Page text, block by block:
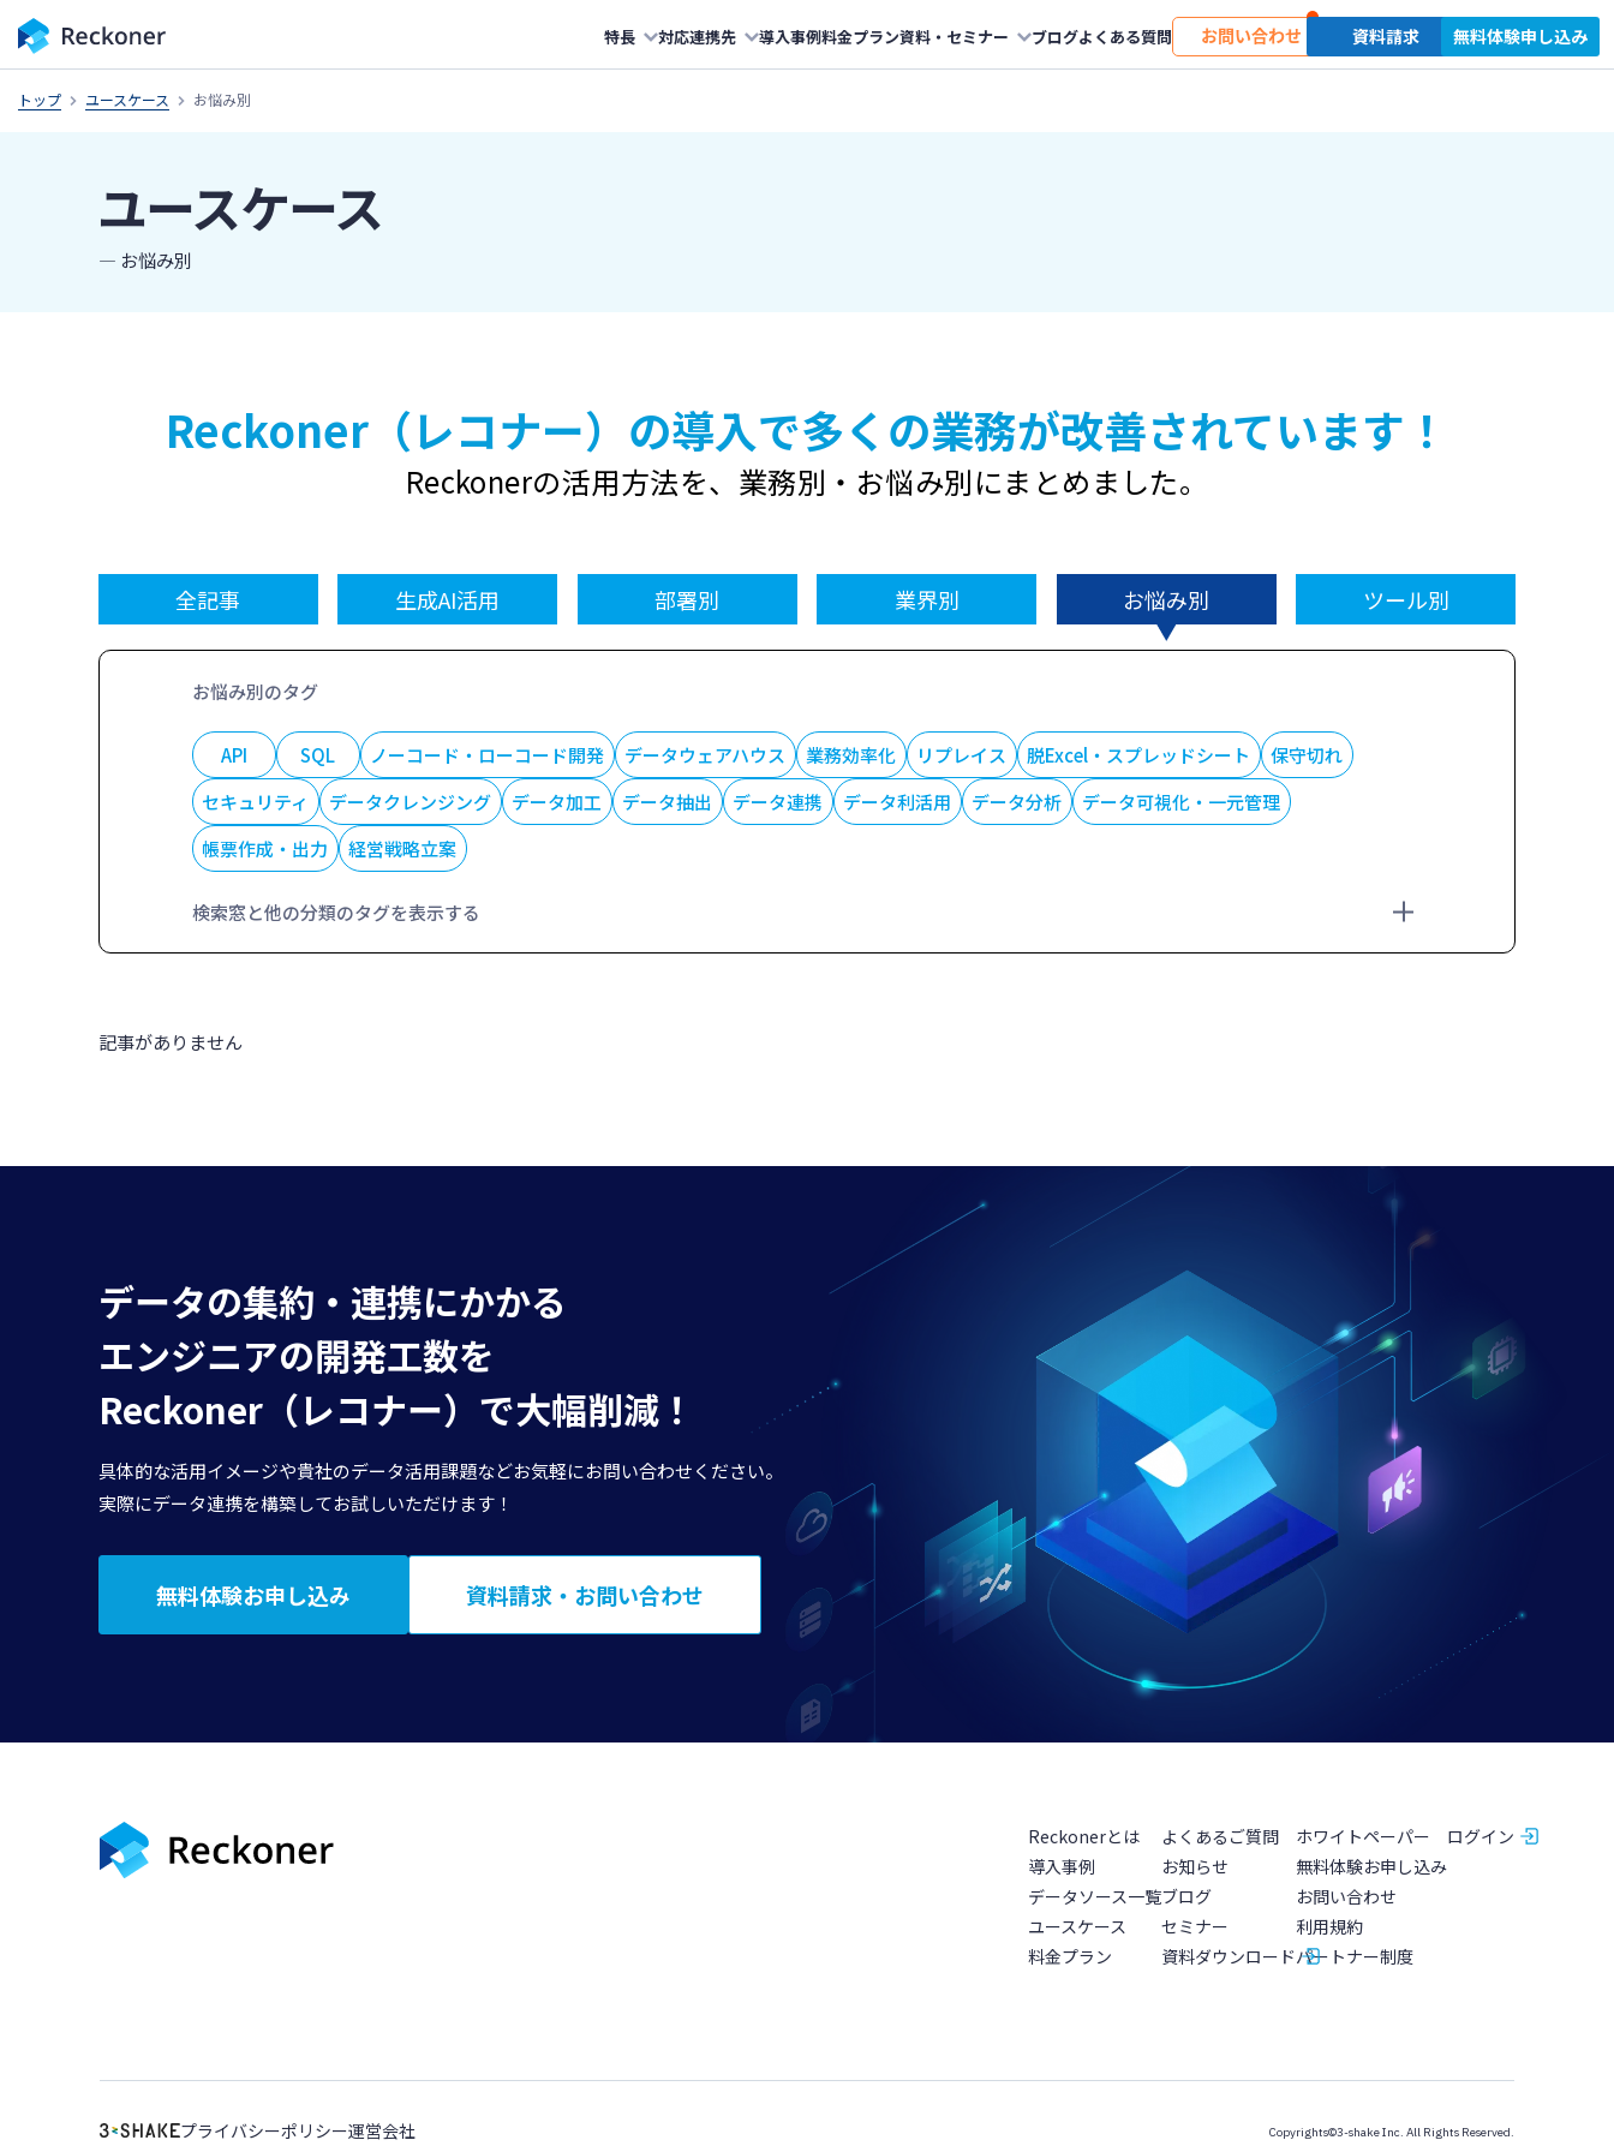
特長 対応連携先 導入事例料金プラン資料・セミナー ブログよくある質問 お問い合わせ 資料請求 無料体験申し込み
トップ ユースケース お悩み別
ユースケース
― お悩み別
Reckoner（レコナー）の導入で多くの業務が改善されています！
Reckonerの活用方法を、 業務別・お悩み別にまとめました。
全記事 生成AI活用 部署別 業界別 お悩み別 ツール別
お悩み別のタグ
API SQL ノーコード・ローコード開発 データウェアハウス 業務効率化 リプレイス 脱Excel・スプレッドシート
保守切れ
セキュリティ
データクレンジング データ加工 データ抽出 データ連携 データ利活用 データ分析
データ可視化・一元管理
帳票作成・出力
経営戦略立案
検索窓と他の分類のタグを表示する
記事がありません
データの集約・連携にかかる
エンジニアの開発工数を
Reckoner（レコナー）で大幅削減！
具体的な活用イメージや貴社のデータ活用課題などお気軽にお問い合わせください。
実際にデータ連携を構築してお試しいただけます！
無料体験お申し込み 資料請求・お問い合わせ
Reckonerとは
導入事例
データソース一覧
ユースケース
料金プラン
よくあるご質問
お知らせ
ブログ
セミナー
資料ダウンロード
ホワイトペーパー
無料体験お申し込み
お問い合わせ
利用規約
パートナー制度
ログイン
プライバシーポリシー運営会社 Copyrights©3-shake Inc. All Rights Reserved.